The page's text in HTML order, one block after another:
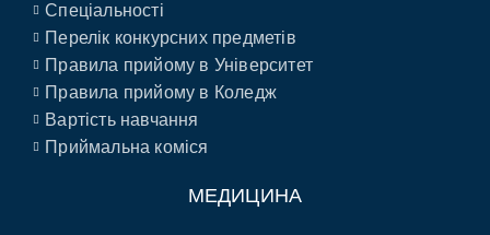
Спеціальності
Перелік конкурсних предметів
Правила прийому в Університет
Правила прийому в Коледж
Вартість навчання
Приймальна коміся
МЕДИЦИНА